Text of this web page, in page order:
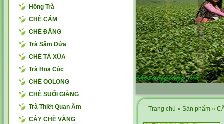
Hồng Trà
CHÈ CÁM
CHÈ ĐẮNG
Trà Sâm Dứa
CHÈ TÀ XÙA
Trà Hoa Cúc
CHÈ OOLONG
CHÈ SUỐI GIÀNG
Trà Thiết Quan Âm
CÂY CHÈ VẰNG
Trang chủ » Sản phẩm »